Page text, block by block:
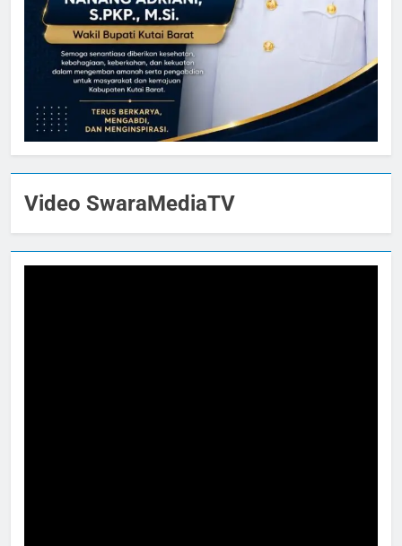
Video SwaraMediaTV